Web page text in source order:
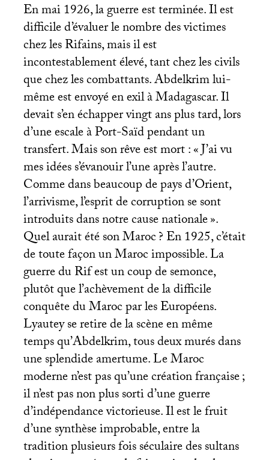
En mai 1926, la guerre est terminée. Il est
difficile d’évaluer le nombre des victimes
chez les Rifains, mais il est
incontestablement élevé, tant chez les civils
que chez les combattants. Abdelkrim lui-
même est envoyé en exil à Madagascar. Il
devait s’en échapper vingt ans plus tard, lors
d’une escale à Port-Saïd pendant un
transfert. Mais son rêve est mort : «J’ai vu
mes idées s’évanouir l’une après l’autre.
Comme dans beaucoup de pays d’Orient,
l’arrivisme, l’esprit de corruption se sont
introduits dans notre cause nationale».
Quel aurait été son Maroc? En 1925, c’était
de toute façon un Maroc impossible. La
guerre du Rif est un coup de semonce,
plutôt que l’achèvement de la difficile
conquête du Maroc par les Européens.
Lyautey se retire de la scène en même
temps qu’Abdelkrim, tous deux murés dans
une splendide amertume. Le Maroc
moderne n’est pas qu’une création française;
il n’est pas non plus sorti d’une guerre
d’indépendance victorieuse. Il est le fruit
d’une synthèse improbable, entre la
tradition plusieurs fois séculaire des sultans